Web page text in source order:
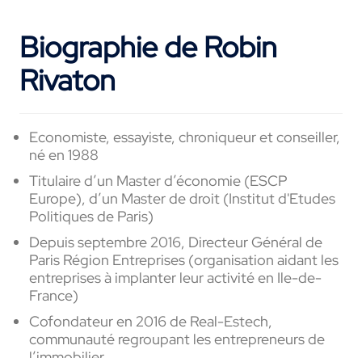
Biographie de Robin
Rivaton
Economiste, essayiste, chroniqueur et conseiller,
né en 1988
Titulaire d’un Master d’économie (ESCP
Europe), d’un Master de droit (Institut d'Etudes
Politiques de Paris)
Depuis septembre 2016, Directeur Général de
Paris Région Entreprises (organisation aidant les
entreprises à implanter leur activité en Ile-de-
France)
Cofondateur en 2016 de Real-Estech,
communauté regroupant les entrepreneurs de